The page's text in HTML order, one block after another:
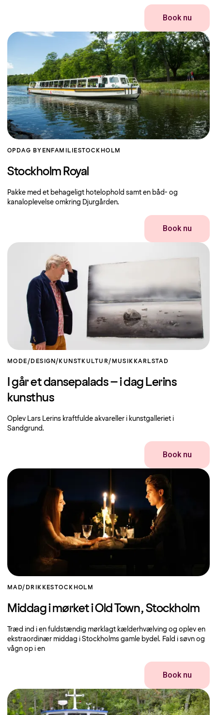
Book nu
OPDAG BYEN FAMILIESTOCKHOLM
Stockholm Royal
Pakke med et behageligt hotelophold samt en båd- og
kanaloplevelse omkring Djurgården.
Book nu
MODE/DESIGN/KUNST KULTUR/MUSIK KARLSTAD
I går et dansepalads – i dag Lerins
kunsthus
Oplev Lars Lerins kraftfulde akvareller i kunstgalleriet i
Sandgrund.
Book nu
MAD/DRIKKESTOCKHOLM
Middag i mørket i Old Town, Stockholm
Træd ind i en fuldstændig mørklagt kælderhvælving og oplev en
ekstraordinær middag i Stockholms gamle bydel. Fald i søvn og
vågn op i en
Book nu